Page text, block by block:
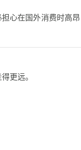
心在国外消费时高昂
更远。